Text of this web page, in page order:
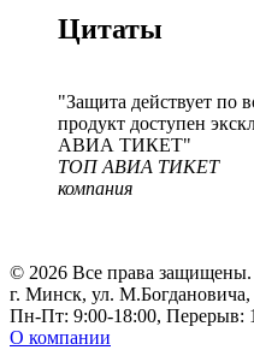
Цитаты
Защита действует по
продукт доступен
АВИА ТИКЕТ
ТОП АВИА ТИКЕТ
компания
© 2026 Все права защищены.
г. Минск, ул.
Пн-Пт: 9:00-18:00, Перерыв:
О компании